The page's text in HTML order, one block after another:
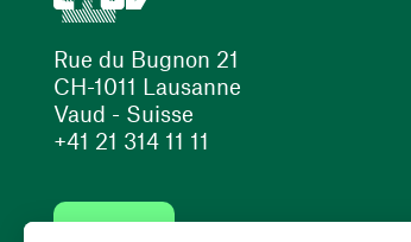
Rue du Bugnon 21
CH-1011 Lausanne
Vaud - Suisse
+41 21 314 11 11